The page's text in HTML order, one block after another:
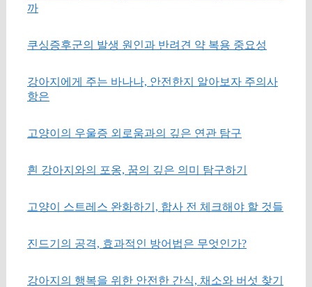
까
쿠싱증후군의 발생 원인과 반려견 약 복용 중요성
강아지에게 주는 바나나, 안전한지 알아보자 주의사
항은
고양이의 우울증 외로움과의 깊은 연관 탐구
흰 강아지와의 포옹, 꿈의 깊은 의미 탐구하기
고양이 스트레스 완화하기, 합사 전 체크해야 할 것들
진드기의 공격, 효과적인 방어법은 무엇인가?
강아지의 행복을 위한 안전한 간식, 채소와 버섯 찾기